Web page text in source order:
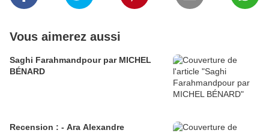
Vous aimerez aussi
Saghi Farahmandpour par MICHEL
BÉNARD
Recension : - Ara Alexandre